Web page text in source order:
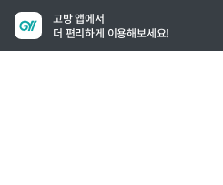
고방 앱에서
더 편리하게 이용해보세요!